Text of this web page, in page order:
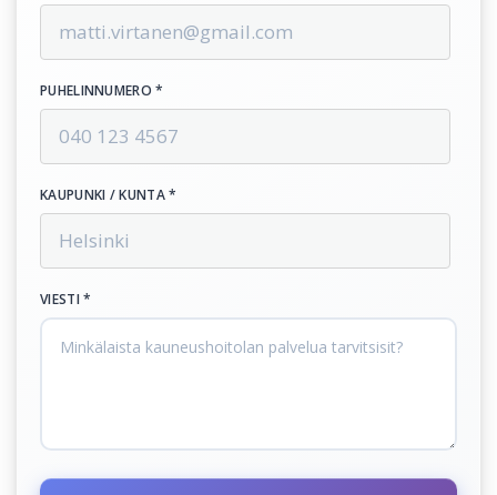
PUHELINNUMERO *
KAUPUNKI / KUNTA *
VIESTI *